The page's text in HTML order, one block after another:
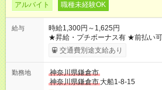
アルバイト 職種未経験OK
給与
時給1,300円～1,625円
★昇給・プチボーナス有 ★前払い可（稼働分）
用期間なし
交通費別途支給あり
勤務地
神奈川県鎌倉市
神奈川県鎌倉市 大船1-8-15